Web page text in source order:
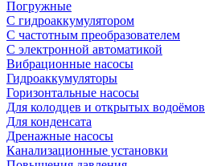
Погружные
С гидроаккумулятором
С частотным преобразователем
С электронной автоматикой
Вибрационные насосы
Гидроаккумуляторы
Горизонтальные насосы
Для колодцев и открытых водоёмов
Для конденсата
Дренажные насосы
Канализационные установки